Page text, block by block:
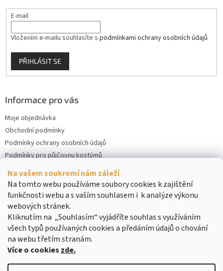
Na vašem soukromí nám záleží
Na tomto webu používáme soubory cookies k zajištění
funkčnosti webu a s vaším souhlasem i k analýze výkonu
webových stránek.
Kliknutím na „Souhlasím“ vyjádříte souhlas s využíváním
všech typů používaných cookies a předáním údajů o chování
na webu třetím stranám.
Více o cookies zde.
E-mail
Vložením e-mailu souhlasíte s podmínkami ochrany osobních údajů
PŘIHLÁSIT SE
Informace pro vás
Moje objednávka
Obchodní podmínky
Podmínky ochrany osobních údajů
Podmínky pro půjčovnu kostýmů
Kontakty
Cookies